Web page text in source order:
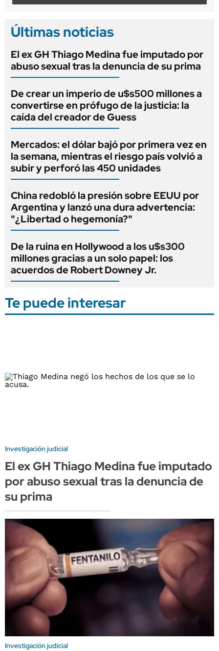
Últimas noticias
El ex GH Thiago Medina fue imputado por
abuso sexual tras la denuncia de su prima
De crear un imperio de u$s500 millones a
convertirse en prófugo de la justicia: la
caída del creador de Guess
Mercados: el dólar bajó por primera vez en
la semana, mientras el riesgo país volvió a
subir y perforó las 450 unidades
China redobló la presión sobre EEUU por
Argentina y lanzó una dura advertencia:
"¿Libertad o hegemonía?"
De la ruina en Hollywood a los u$s300
millones gracias a un solo papel: los
acuerdos de Robert Downey Jr.
Te puede interesar
Investigación judicial
El ex GH Thiago Medina fue imputado
por abuso sexual tras la denuncia de
su prima
Investigación judicial